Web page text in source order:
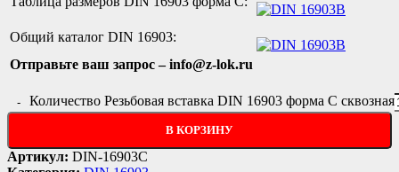
Общий каталог DIN 16903:
Отправьте ваш запрос – info@z-lok.ru
Количество Резьбовая вставка DIN 16903 форма C сквозная
В КОРЗИНУ
Артикул: DIN-16903C